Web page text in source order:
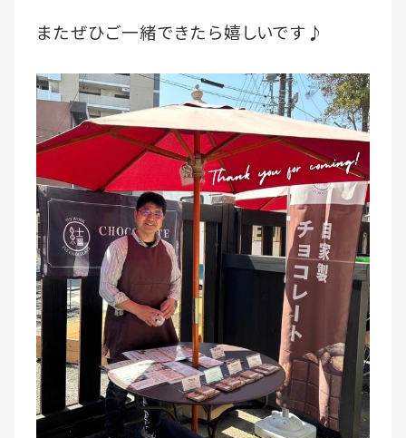
またぜひご一緒できたら嬉しいです♪